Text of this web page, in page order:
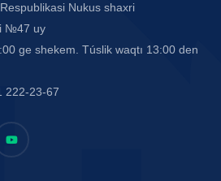
Nukus shaxri
№47 uy
ge shekem. Túslik waqtı 13:00 den
222-23-67